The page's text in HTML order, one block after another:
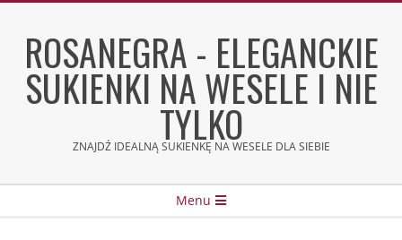
contentROSANEGRA - ELEGANCKIE
SUKIENKI NA WESELE I NIE
TYLKO
ZNAJDŹ IDEALNĄ SUKIENKĘ NA WESELE DLA SIEBIE
Menu